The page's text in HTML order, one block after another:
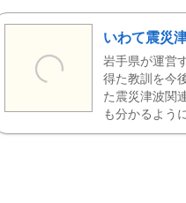
いわて震災
岩手県が運営
得た教訓を今
た震災津波関
も分かるよう